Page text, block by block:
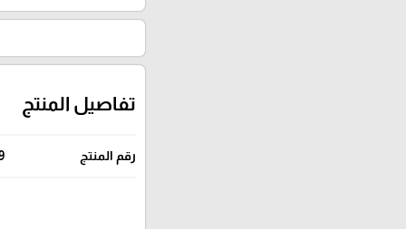
تفاصيل المنتج
رقم المنتج